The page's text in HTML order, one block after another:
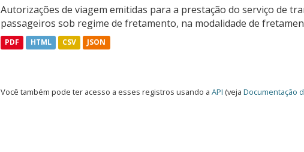
Autorizações de viagem emitidas para a prestação do serviço de
passageiros sob regime de fretamento, na modalidade de
PDF HTML CSV JSON
Você também pode ter acesso a esses registros usando a API (veja Documentação